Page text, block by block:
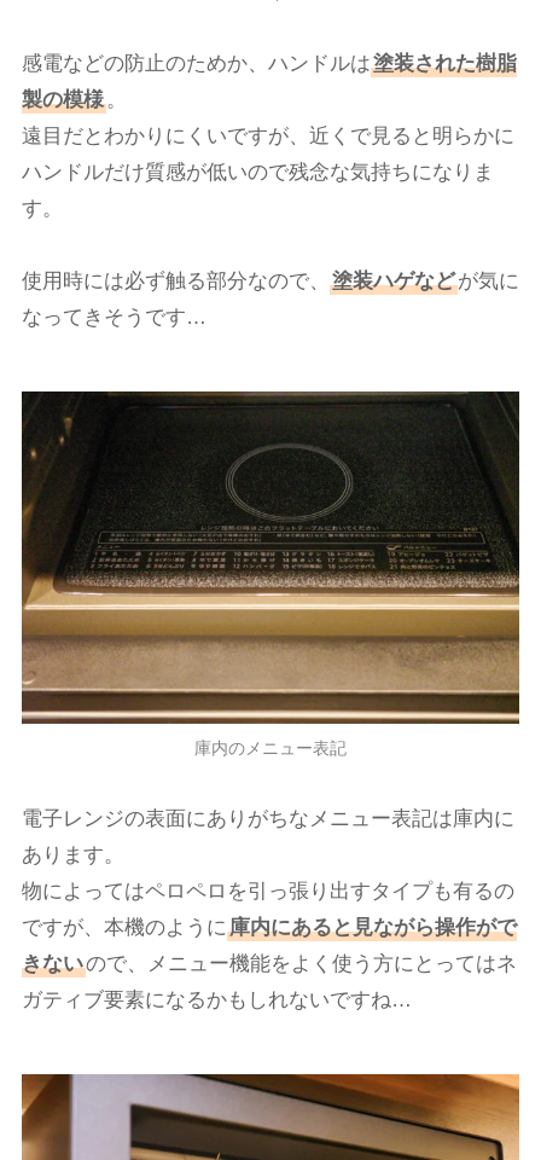
感電などの防止のためか、ハンドルは塗装された樹脂
製の模様。
遠目だとわかりにくいですが、近くで見ると明らかに
ハンドルだけ質感が低いので残念な気持ちになりま
す。
使用時には必ず触る部分なので、 塗装ハゲなどが気に
なってきそうです…
庫内のメニュー表記
電子レンジの表面にありがちなメニュー表記は庫内に
あります。
物によってはペロペロを引っ張り出すタイプも有るの
ですが、本機のように 庫内にあると見ながら操作がで
きないので、メニュー機能をよく使う方にとってはネ
ガティブ要素になるかもしれないですね…